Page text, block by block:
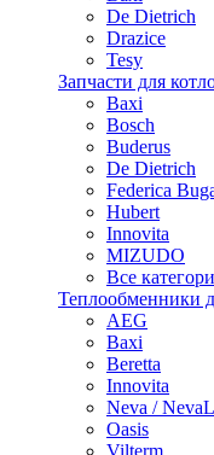
De Dietrich
Drazice
Tesy
Запчасти для
Baxi
Bosch
Buderus
De Dietrich
Federica
Hubert
Innovita
MIZUDO
Все
Теплообменники
AEG
Baxi
Beretta
Innovita
Neva /
Oasis
Vilterm